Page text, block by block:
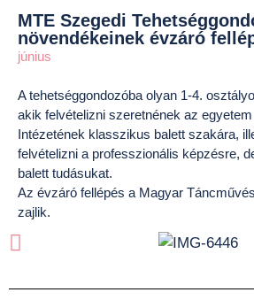
MTE Szegedi
növendékeinek évzáró
június
A tehetséggondozóba olyan 1-4.
akik felvételizni szeretnének az
Intézetének klasszikus balett szakára,
felvételizni a professzionális képzésre,
balett tudásukat.
Az évzáró fellépés a Magyar
zajlik.